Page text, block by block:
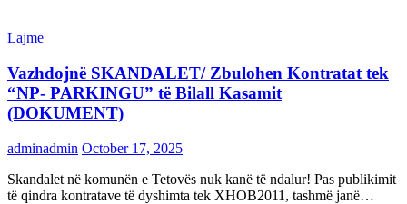
Lajme
Vazhdojnë SKANDALET/ Zbulohen Kontratat tek
“NP- PARKINGU” të Bilall Kasamit
(DOKUMENT)
adminadmin October 17, 2025
Skandalet në komunën e Tetovës nuk kanë të ndalur! Pas publikimit
të qindra kontratave të dyshimta tek XHOB2011, tashmë janë…